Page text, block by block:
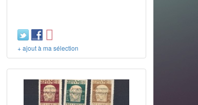
+ ajout à ma sélection